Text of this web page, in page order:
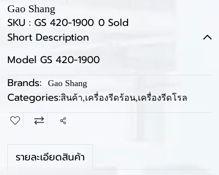
Gao Shang
SKU : GS 420-1900 0 Sold
Short Description
Model GS 420-1900
Brands:
Gao Shang
Categories:สินค้า,เครื่องรีดร้อน,เครื่องรีดโรล
Share
รายละเอียดสินค้า